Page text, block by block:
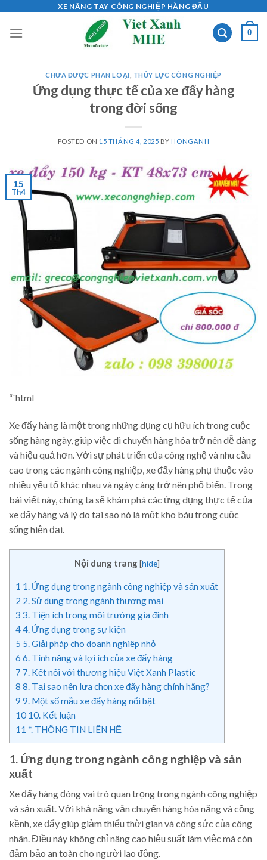
content
XE NÂNG TAY CÔNG NGHIỆP HÀNG ĐẦU
0
CHƯA ĐƯỢC PHÂN LOẠI THỦY LỰC CÔNG NGHIỆP
Ứng dụng thực tế của xe đẩy hàng
trong đời sống
POSTED ON 15 THÁNG 4, 2025 BYHONGANH
15
Th4
“`html
Xe đẩy hàng là một trong những dụng cụ hữu ích trong cuộc
sống hàng ngày, giúp việc di chuyển hàng hóa trở nên dễ dàng
và hiệu quả hơn. Với sự phát triển của công nghệ và nhu cầu
cao trong các ngành công nghiệp, xe đẩy hàng phụ thuộc vào
nhiều yếu tố khác nhau và ngày càng trở nên phổ biến. Trong
bài viết này, chúng ta sẽ khám phá các ứng dụng thực tế của
xe đẩy hàng và lý do tại sao nó là một kho báu trong cuộc
sống hiện đại.
Nội dung trang [hide]
1 1. Ứng dụng trong ngành công nghiệp và sản xuất
2 2. Sử dụng trong ngành thương mại
3 3. Tiện ích trong môi trường gia đình
44. Ứng dụng trong sự kiện
5 5. Giải pháp cho doanh nghiệp nhỏ
6 6. Tính năng và lợi ích của xe đẩy hàng
7 7. Kết nối với thương hiệu Việt Xanh Plastic
8 8. Tại sao nên lựa chọn xe đẩy hàng chính hãng?
9 9. Một số mẫu xe đẩy hàng nổi bật
10 10. Kết luận
11 *. THÔNG TIN LIÊN HỆ
1. Ứng dụng trong ngành công nghiệp và sản
xuất
Xe đẩy hàng đóng vai trò quan trọng trong ngành công nghiệp
và sản xuất. Với khả năng vận chuyển hàng hóa nặng và cồng
kềnh, xe đẩy giúp giảm thiểu thời gian và công sức của công
nhân. Điều này không chỉ nâng cao hiệu suất làm việc mà còn
đảm bảo an toàn cho người lao động.